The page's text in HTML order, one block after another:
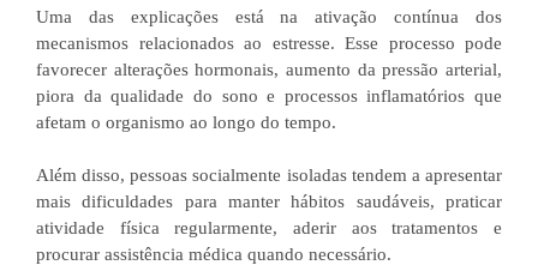
Uma das explicações está na ativação contínua dos
mecanismos relacionados ao estresse. Esse processo pode
favorecer alterações hormonais, aumento da pressão arterial,
piora da qualidade do sono e processos inflamatórios que
afetam o organismo ao longo do tempo.
Além disso, pessoas socialmente isoladas tendem a apresentar
mais dificuldades para manter hábitos saudáveis, praticar
atividade física regularmente, aderir aos tratamentos e
procurar assistência médica quando necessário.